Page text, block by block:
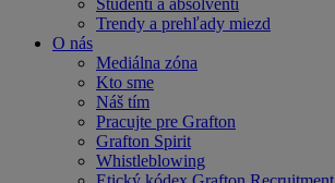
Študenti a absolventi
Trendy a prehľady miezd
O nás
Mediálna zóna
Kto sme
Náš tím
Pracujte pre Grafton
Grafton Spirit
Whistleblowing